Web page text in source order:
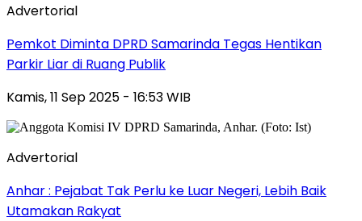
Advertorial
Pemkot Diminta DPRD Samarinda Tegas Hentikan
Parkir Liar di Ruang Publik
Kamis, 11 Sep 2025 - 16:53 WIB
Advertorial
Anhar : Pejabat Tak Perlu ke Luar Negeri, Lebih Baik
Utamakan Rakyat